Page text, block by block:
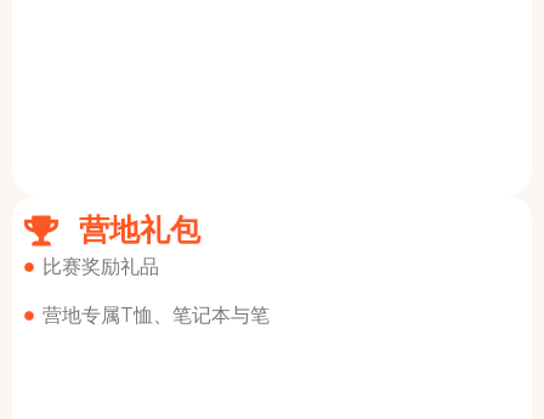
营地礼包
比赛奖励礼品
营地专属T恤、笔记本与笔